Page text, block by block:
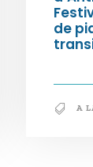
de
A